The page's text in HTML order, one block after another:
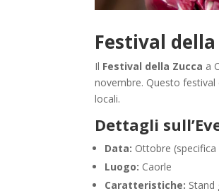
Festival
Il Festival della Zucca a
novembre. Questo
locali.
Dettagli
Data: Ottobre
Luogo: Caorle
Caratteristiche: Stand